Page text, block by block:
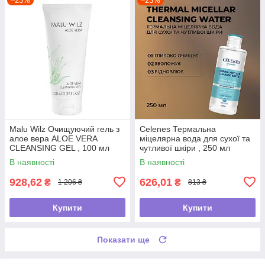
Malu Wilz Очищуючий гель з
алое вера ALOE VERA
CLEANSING GEL , 100 мл
В наявності
928,62 ₴ 1 206 ₴
Купити
Celenes Термальна
міцелярна вода для сухої та
чутливої шкіри , 250 мл
В наявності
626,01 ₴ 813 ₴
Купити
Показати ще